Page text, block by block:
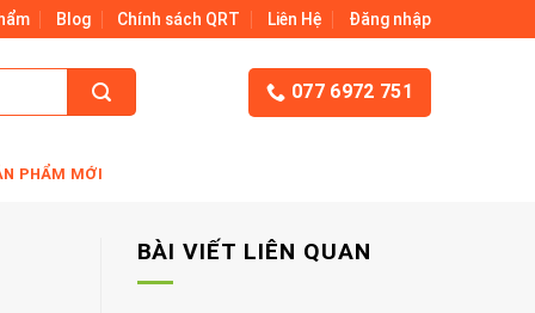
Blog Chính sách QRT Liên Hệ Đăng nhập
077 6972 751
PHẨM MỚI
BÀI VIẾT LIÊN QUAN